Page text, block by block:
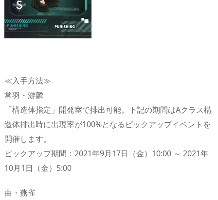
≪入手方法≫
常羽・游麟
「構造体指定」開発室で排出可能。下記の期間はAクラス構
造体排出時に出現率が100%となるピックアップイベントを
開催します。
ピックアップ期間：2021年9月17日（金）10:00 ～ 2021年
10月1日（金）5:00
曲・燕雀